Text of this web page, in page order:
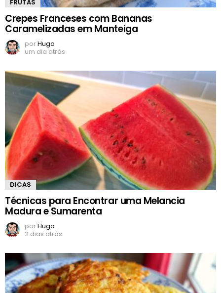
FRUTAS
Crepes Franceses com Bananas
Caramelizadas em Manteiga
porHugo
um dia atrás
DICAS
Técnicas para Encontrar uma Melancia
Madura e Sumarenta
porHugo
2 dias atrás